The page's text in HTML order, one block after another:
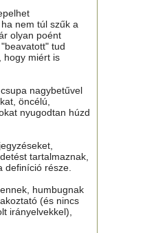
nem túl szűk a
olyan poént
tud
hogy miért is
nagybetűvel
öncélú,
nyugodtan húzd
tartalmaznak,
definíció része.
humbugnak
(és nincs
irányelvekkel),